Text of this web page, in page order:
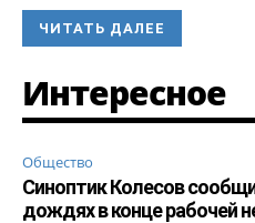
ЧИТАТЬ ДАЛЕЕ
Интересное
Общество
Синоптик Колесов
дождях в конце рабочей